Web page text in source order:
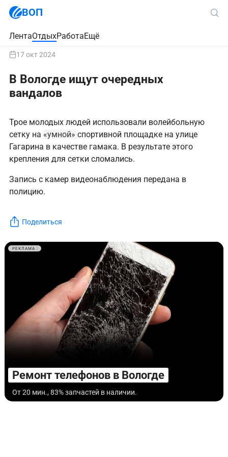
ВОП
ЛентаОтдыхРаботаЕщё
17 окт 2024
В Вологде ищут очередных
вандалов
Трое молодых людей использовали волейбольную
сетку на «умной» спортивной площадке на улице
Гагарина в качестве гамака. В результате этого
крепления для сетки сломались.
Запись с камер видеонаблюдения передана в
полицию.
Поделиться
РЕКЛАМА
Ремонт телефонов в Вологде
От 20 мин., 83% запчастей в наличии.